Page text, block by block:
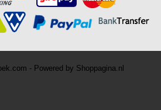
- Powered by Shoppagina.nl